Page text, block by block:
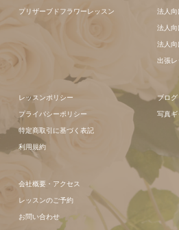
プリザーブドフラワーレッスン 法人向
法人向
法人向
出張レ
レッスンポリシー
プライバシーポリシー
特定商取引に基づく表記
利用規約
ブログ
写真ギ
会社概要・アクセス
レッスンのご予約
お問い合わせ